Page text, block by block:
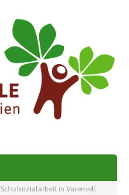
Schulsozialarbeit in Varensell